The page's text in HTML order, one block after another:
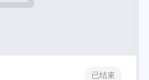
已结束